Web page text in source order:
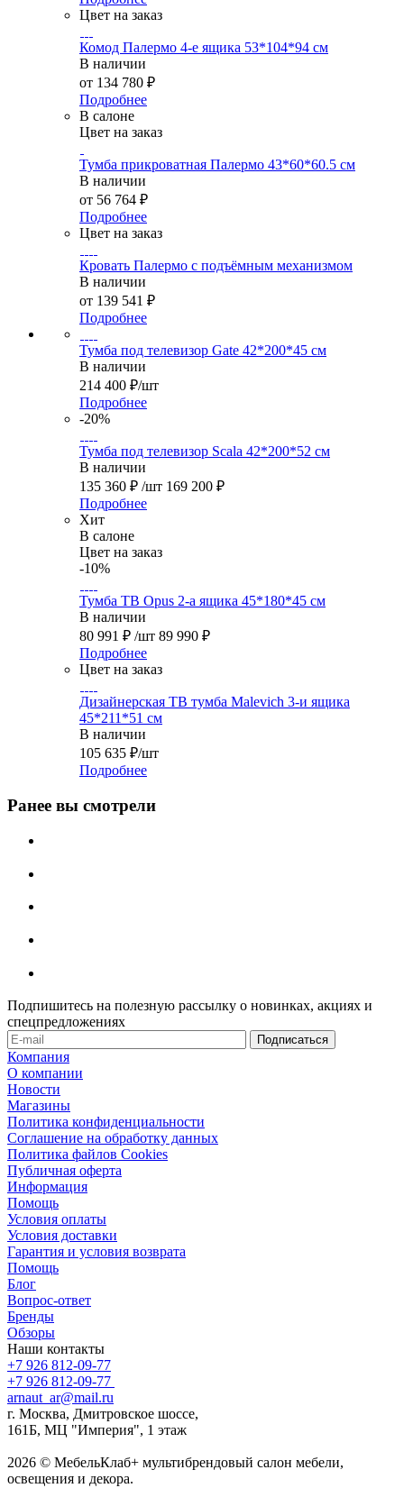
Цвет на заказ
Комод Палермо 4-е ящика 53*104*94 см
В наличии
от 134 780 ₽
Подробнее
В салоне
Цвет на заказ
Тумба прикроватная Палермо 43*60*60.5 см
В наличии
от 56 764 ₽
Подробнее
Цвет на заказ
Кровать Палермо с подъёмным механизмом
В наличии
от 139 541 ₽
Подробнее
Тумба под телевизор Gate 42*200*45 см
В наличии
214 400 ₽/шт
Подробнее
-20%
Тумба под телевизор Scala 42*200*52 см
В наличии
135 360 ₽ /шт 169 200 ₽
Подробнее
Хит
В салоне
Цвет на заказ
-10%
Тумба ТВ Opus 2-а ящика 45*180*45 см
В наличии
80 991 ₽ /шт 89 990 ₽
Подробнее
Цвет на заказ
Дизайнерская ТВ тумба Malevich 3-и ящика
45*211*51 см
В наличии
105 635 ₽/шт
Подробнее
Ранее вы смотрели
Подпишитесь на полезную рассылку о новинках, акциях и
спецпредложениях
Компания
О компании
Новости
Магазины
Политика конфиденциальности
Соглашение на обработку данных
Политика файлов Cookies
Публичная оферта
Информация
Помощь
Условия оплаты
Условия доставки
Гарантия и условия возврата
Помощь
Блог
Вопрос-ответ
Бренды
Обзоры
Наши контакты
+7 926 812-09-77
+7 926 812-09-77
arnaut_ar@mail.ru
г. Москва, Дмитровское шоссе,
161Б, МЦ "Империя", 1 этаж
2026 © МебельКлаб+ мультибрендовый салон мебели,
освещения и декора.